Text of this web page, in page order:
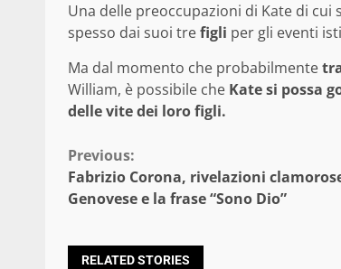
Una delle preoccupazioni di Kate di
spesso dai suoi trefigli per gli eventi
Ma dal momento che probabilmente
William, è possibile che Kate si possa
delle vite dei loro figli.
Continue
Reading
Previous:
Fabrizio Corona, rivelazioni
Genovese e la frase “Sono Dio”
RELATED STORIES